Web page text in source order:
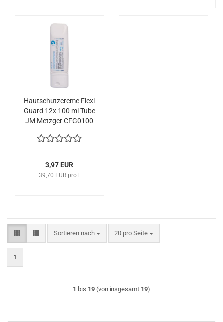
Hautschutzcreme Flexi
Guard 12x 100 ml Tube
JM Metzger CFG0100
3,97 EUR
39,70 EUR pro l
Sortieren nach
Sortieren nach 20 pro Seite
pro Seite
1
1 bis 19 (von insgesamt 19)